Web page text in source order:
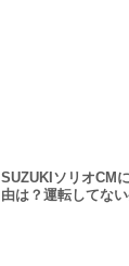
SUZUKIソリオCM
由は？運転してな